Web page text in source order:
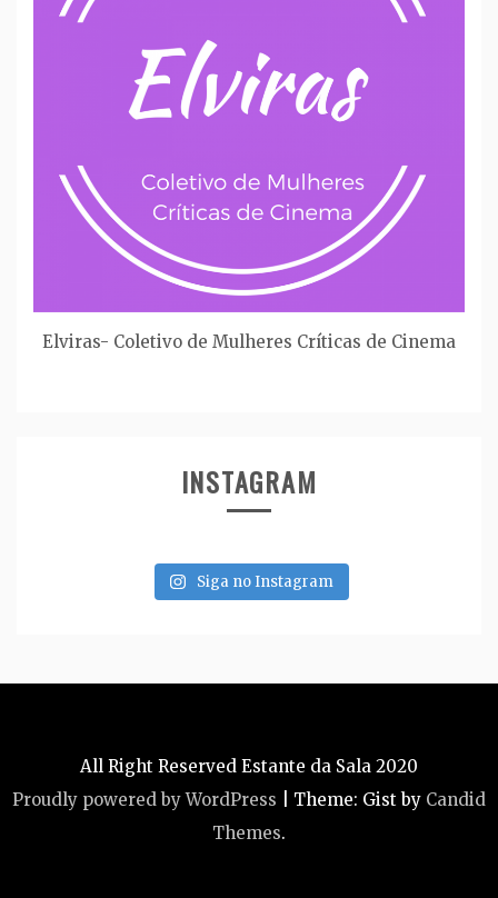
Elviras- Coletivo de Mulheres Críticas de Cinema
INSTAGRAM
Siga no Instagram
All Right Reserved Estante da Sala 2020
Proudly powered by WordPress
Theme: Gist by Candid
Themes.